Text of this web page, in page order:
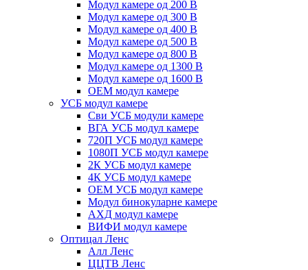
Модул камере од 200 В
Модул камере од 300 В
Модул камере од 400 В
Модул камере од 500 В
Модул камере од 800 В
Модул камере од 1300 В
Модул камере од 1600 В
ОЕМ модул камере
УСБ модул камере
Сви УСБ модули камере
ВГА УСБ модул камере
720П УСБ модул камере
1080П УСБ модул камере
2К УСБ модул камере
4К УСБ модул камере
ОЕМ УСБ модул камере
Модул бинокуларне камере
АХД модул камере
ВИФИ модул камере
Оптицал Ленс
Алл Ленс
ЦЦТВ Ленс